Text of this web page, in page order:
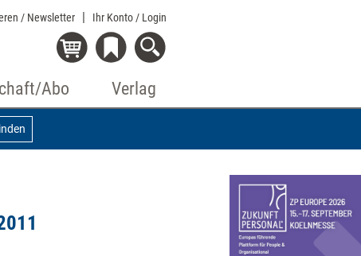
/ Newsletter Ihr Konto / Login
Abo Verlag